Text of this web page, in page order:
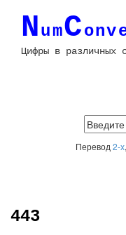
NumC
Цифры в различных
Перевод 2-х,
443